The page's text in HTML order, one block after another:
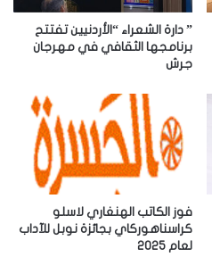
” دارة الشعراء “الأردنيين تفتتح
برنامجها الثقافي في مهرجان
جرش
فوز الكاتب الهنغاري لاسلو
كراسناهوركاي بجائزة نوبل للآداب
لعام 2025